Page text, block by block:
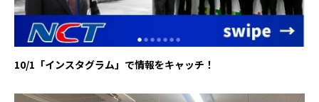
10/1「インスタグラム」で情報をキャッチ！